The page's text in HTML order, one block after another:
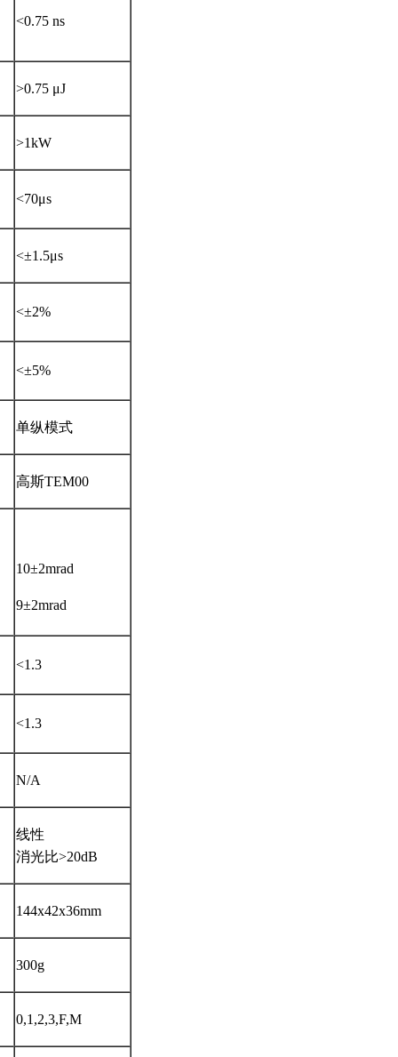
<0.75 ns
>0.75 μJ
>1kW
<70μs
<±1.5μs
<±2%
<±5%
单纵模式
高斯TEM00
10±2mrad
9±2mrad
<1.3
<1.3
N/A
线性
消光比>20dB
144x42x36mm
300g
0,1,2,3,F,M